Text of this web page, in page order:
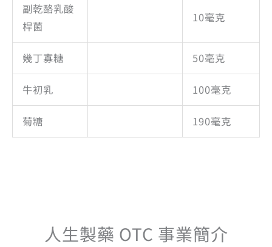
副乾酪乳酸
桿菌
10毫克
幾丁寡糖 50毫克
牛初乳 100毫克
菊糖 190毫克
人生製藥 OTC 事業簡介